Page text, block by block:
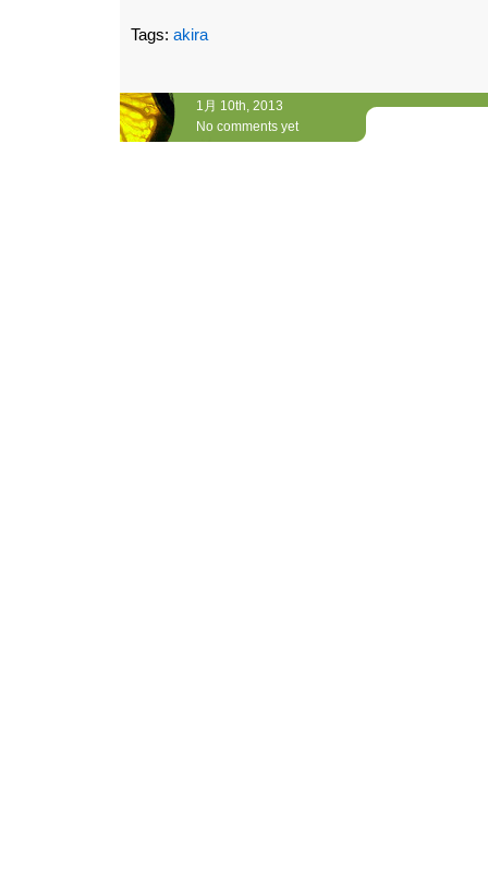
Tags: akira
1月 10th, 2013
No comments yet